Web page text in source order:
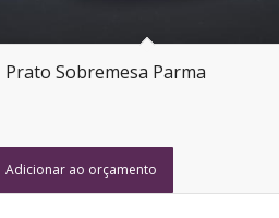
Prato Sobremesa Parma
Adicionar ao orçamento